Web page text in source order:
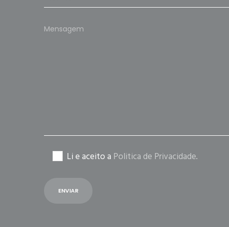
Please
Li e aceito a Politica de Privacidade.